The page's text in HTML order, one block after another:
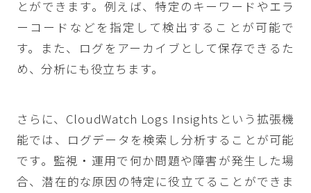
とができます。例えば、特定のキーワードやエラ
ーコードなどを指定して検出することが可能で
す。また、ログをアーカイブとして保存できるた
め、分析にも役立ちます。
さらに、CloudWatch Logs Insightsという拡張機
能では、ログデータを検索し分析することが可能
です。監視・運用で何か問題や障害が発生した場
合、潜在的な原因の特定に役立てることができま